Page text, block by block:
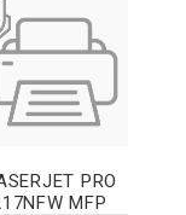
PRO
MFP